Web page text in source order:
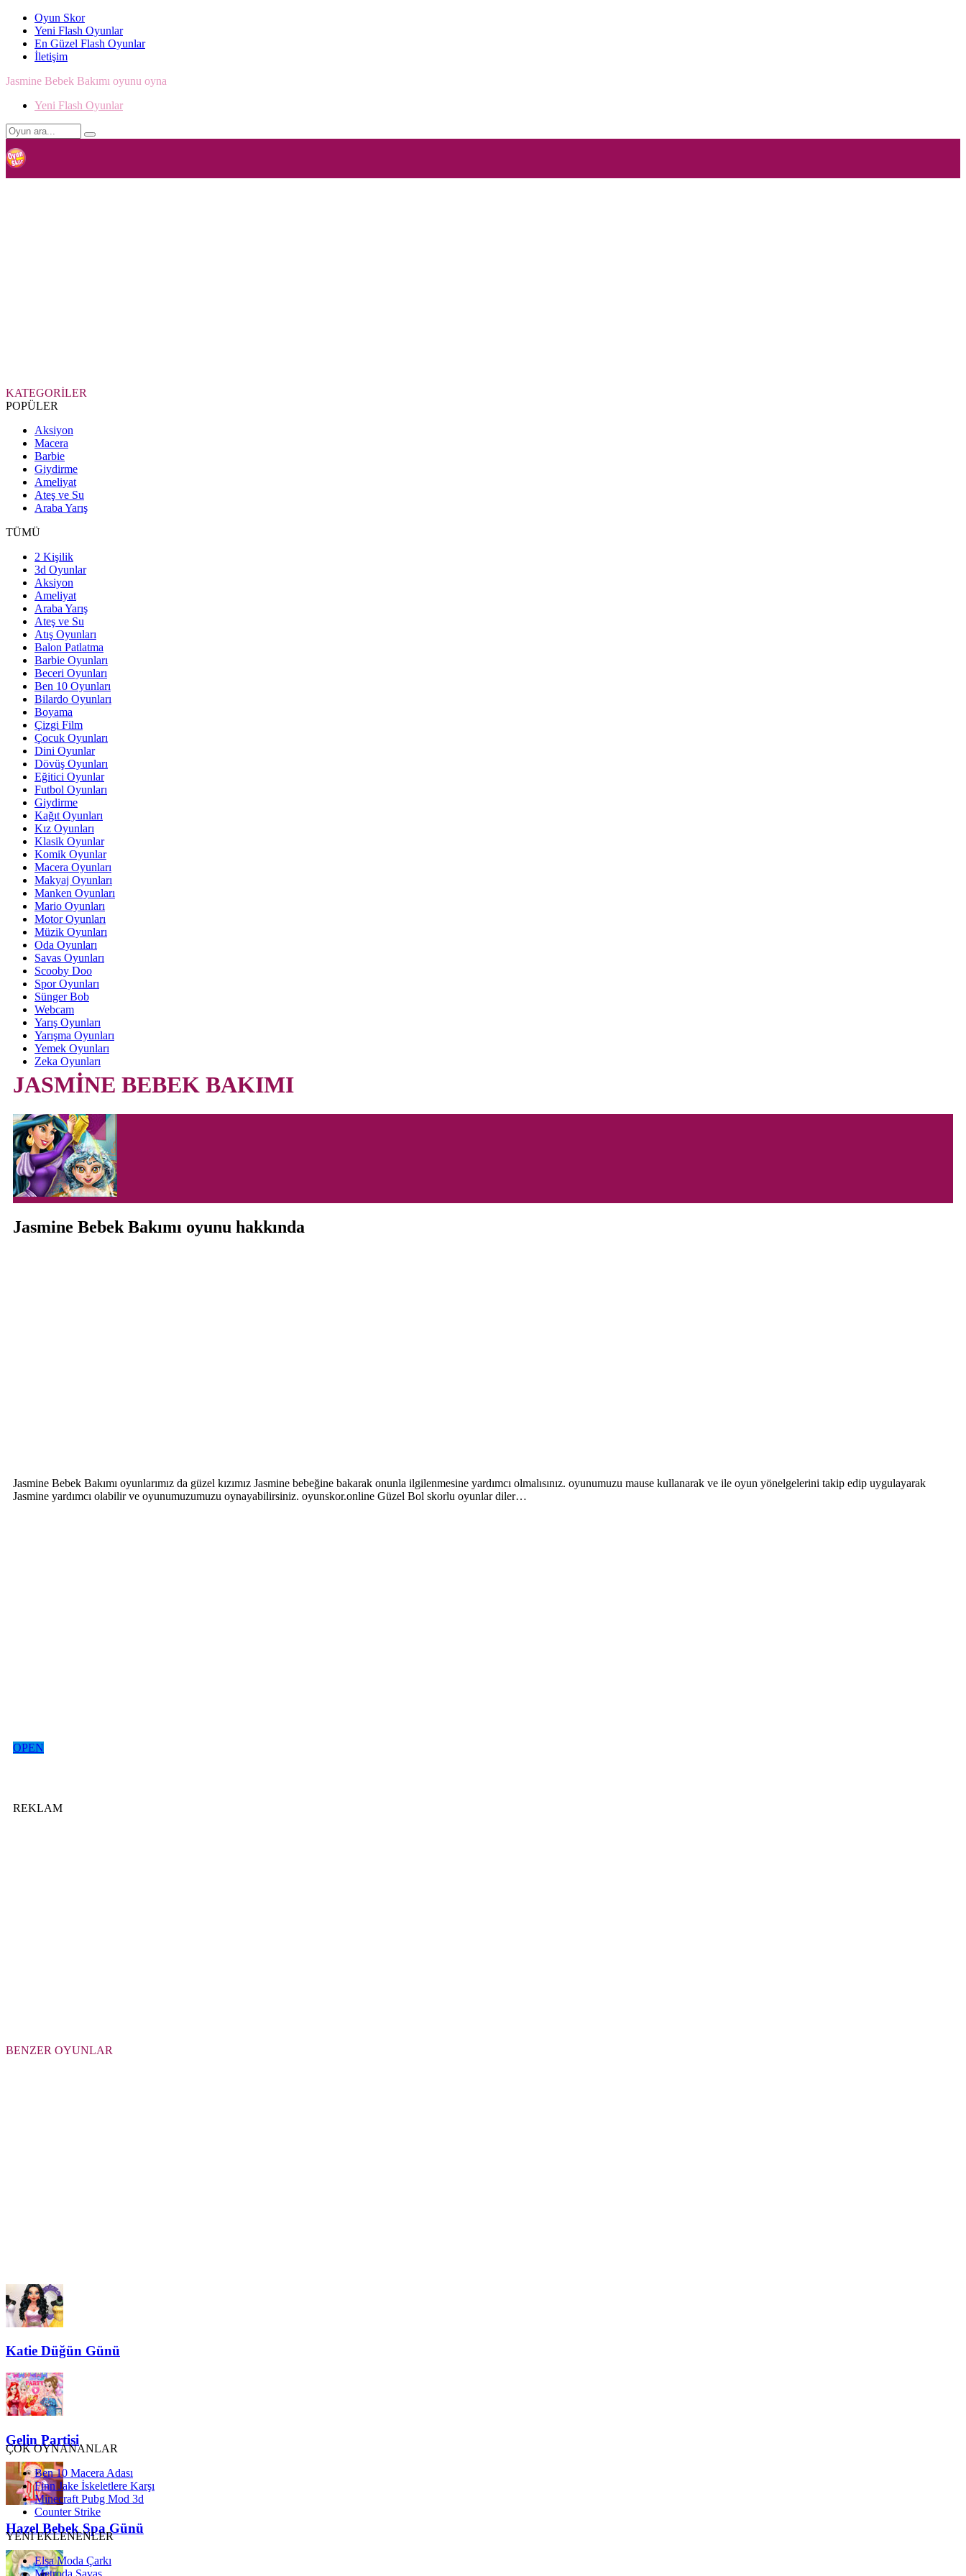
Oyun Skor
Yeni Flash Oyunlar
En Güzel Flash Oyunlar
İletişim
Jasmine Bebek Bakımı oyunu oyna
Yeni Flash Oyunlar
KATEGORİLER
POPÜLER
Aksiyon
Macera
Barbie
Giydirme
Ameliyat
Ateş ve Su
Araba Yarış
TÜMÜ
2 Kişilik
3d Oyunlar
Aksiyon
Ameliyat
Araba Yarış
Ateş ve Su
Atış Oyunları
Balon Patlatma
Barbie Oyunları
Beceri Oyunları
Ben 10 Oyunları
Bilardo Oyunları
Boyama
Çizgi Film
Çocuk Oyunları
Dini Oyunlar
Dövüş Oyunları
Eğitici Oyunlar
Futbol Oyunları
Giydirme
Kağıt Oyunları
Kız Oyunları
Klasik Oyunlar
Komik Oyunlar
Macera Oyunları
Makyaj Oyunları
Manken Oyunları
Mario Oyunları
Motor Oyunları
Müzik Oyunları
Oda Oyunları
Savas Oyunları
Scooby Doo
Spor Oyunları
Sünger Bob
Webcam
Yarış Oyunları
Yarışma Oyunları
Yemek Oyunları
Zeka Oyunları
JASMİNE BEBEK BAKIMI
Jasmine Bebek Bakımı oyunu hakkında
Jasmine Bebek Bakımı oyunlarımız da güzel kızımız Jasmine bebeğine bakarak onunla ilgilenmesine yardımcı olmalısınız. oyunumuzu mause kullanarak ve ile oyun yönelgelerini takip edip uygulayarak
Jasmine yardımcı olabilir ve oyunumuzumuzu oynayabilirsiniz. oyunskor.online Güzel Bol skorlu oyunlar diler…
OPEN
REKLAM
BENZER OYUNLAR
Katie Düğün Günü
Gelin Partisi
Hazel Bebek Spa Günü
ÇOK OYNANANLAR
Ben 10 Macera Adası
Finn Jake İskeletlere Karşı
Minecraft Pubg Mod 3d
Counter Strike
YENİ EKLENENLER
Elsa Moda Çarkı
Metroda Savaş